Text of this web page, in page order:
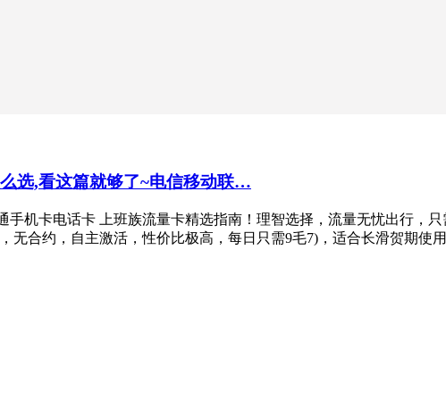
选,看这篇就够了~电信移动联…
手机卡电话卡 上班族流量卡精选指南！理智选择，流量无忧出行，
无合约，自主激活，性价比极高，每日只需9毛7)，适合长滑贺期使